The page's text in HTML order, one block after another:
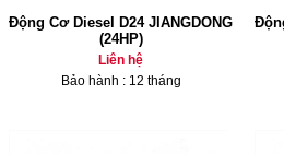
Động Cơ Diesel D24 JIANGDONG
(24HP)
Liên hệ
Bảo hành : 12 tháng